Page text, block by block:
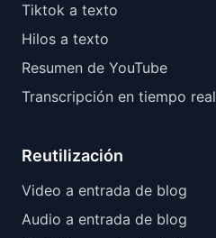
Tiktok a texto
Hilos a texto
Resumen de YouTube
Transcripción en tiempo real
Reutilización
Video a entrada de blog
Audio a entrada de blog